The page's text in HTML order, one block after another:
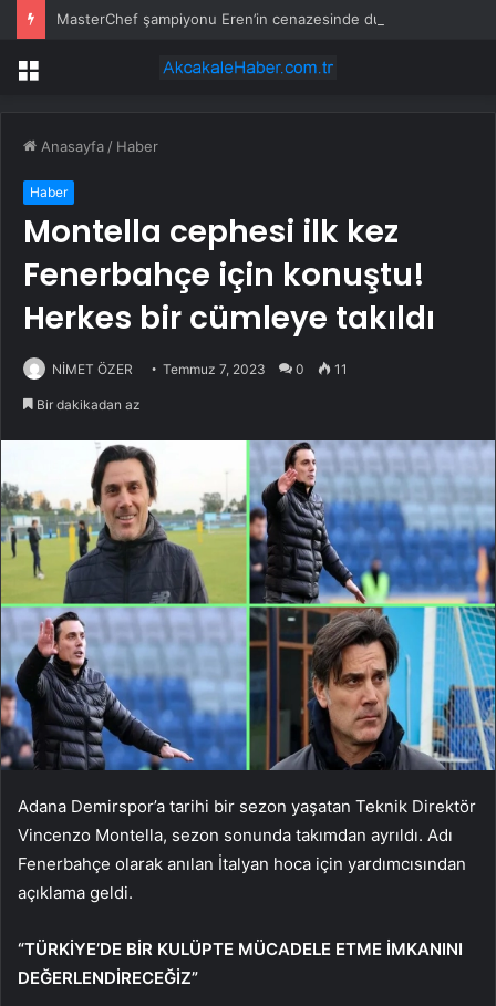
Menü
Anasayfa / Haber
Haber
Montella cephesi ilk kez
Fenerbahçe için konuştu!
Herkes bir cümleye takıldı
NİMET ÖZER Temmuz 7, 2023 0 11
Bir dakikadan az
Adana Demirspor’a tarihi bir sezon yaşatan Teknik Direktör
Vincenzo Montella, sezon sonunda takımdan ayrıldı. Adı
Fenerbahçe olarak anılan İtalyan hoca için yardımcısından
açıklama geldi.
“TÜRKİYE’DE BİR KULÜPTE MÜCADELE ETME İMKANINI
DEĞERLENDİRECEĞİZ”